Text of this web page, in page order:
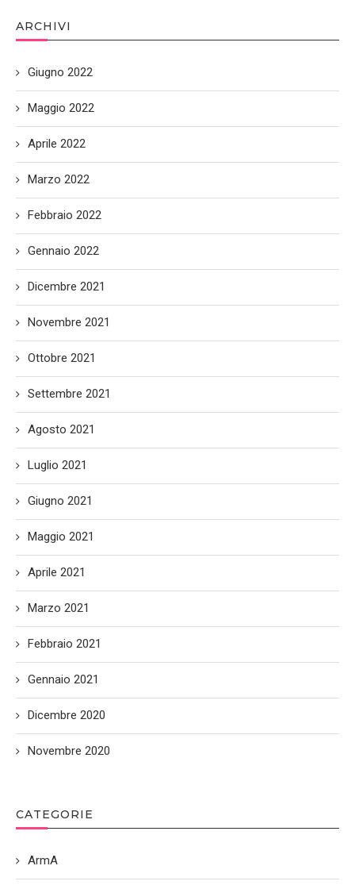
ARCHIVI
Giugno 2022
Maggio 2022
Aprile 2022
Marzo 2022
Febbraio 2022
Gennaio 2022
Dicembre 2021
Novembre 2021
Ottobre 2021
Settembre 2021
Agosto 2021
Luglio 2021
Giugno 2021
Maggio 2021
Aprile 2021
Marzo 2021
Febbraio 2021
Gennaio 2021
Dicembre 2020
Novembre 2020
CATEGORIE
ArmA